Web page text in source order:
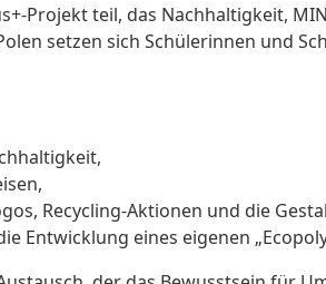
Projekt teil, das Nachhaltigkeit,
setzen sich Schülerinnen und
Recycling-Aktionen und die
Entwicklung eines eigenen